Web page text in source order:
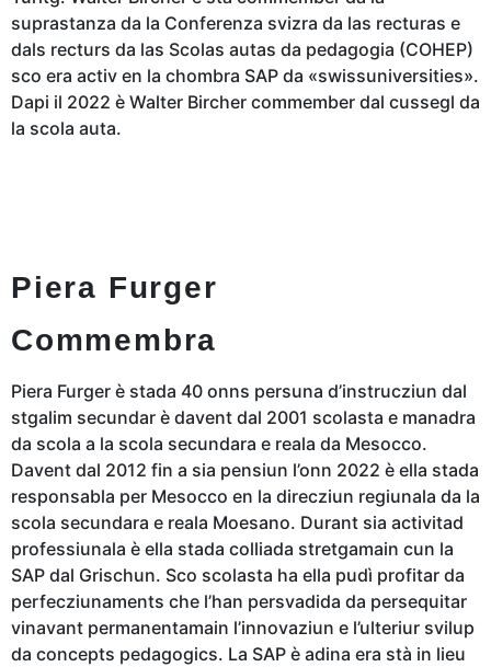
suprastanza da la Conferenza svizra da las recturas e
dals recturs da las Scolas autas da pedagogia (COHEP)
sco era activ en la chombra SAP da «swissuniversities».
Dapi il 2022 è Walter Bircher commember dal cussegl da
la scola auta.
Piera Furger
Commembra
Piera Furger è stada 40 onns persuna d’instrucziun dal
stgalim secundar è davent dal 2001 scolasta e manadra
da scola a la scola secundara e reala da Mesocco.
Davent dal 2012 fin a sia pensiun l’onn 2022 è ella stada
responsabla per Mesocco en la direcziun regiunala da la
scola secundara e reala Moesano. Durant sia activitad
professiunala è ella stada colliada stretgamain cun la
SAP dal Grischun. Sco scolasta ha ella pudì profitar da
perfecziunaments che l’han persvadida da persequitar
vinavant permanentamain l’innovaziun e l’ulteriur svilup
da concepts pedagogics. La SAP è adina era stà in lieu